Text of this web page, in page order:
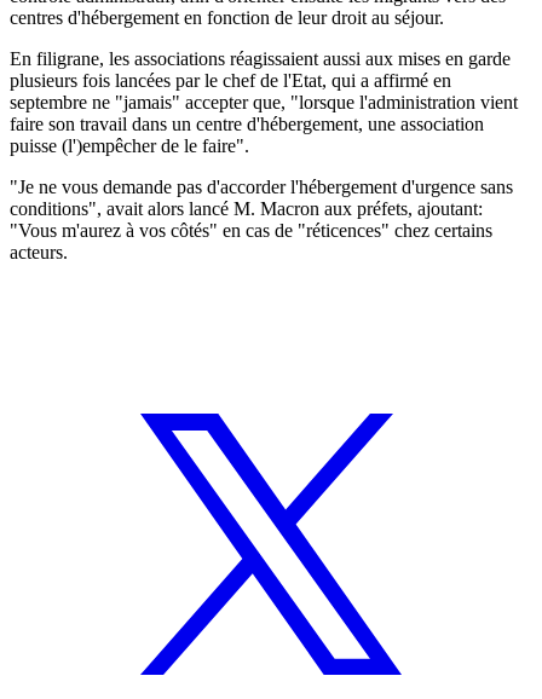
centres d'hébergement en fonction de leur droit au séjour.
En filigrane, les associations réagissaient aussi aux mises en garde
plusieurs fois lancées par le chef de l'Etat, qui a affirmé en
septembre ne "jamais" accepter que, "lorsque l'administration vient
faire son travail dans un centre d'hébergement, une association
puisse (l')empêcher de le faire".
"Je ne vous demande pas d'accorder l'hébergement d'urgence sans
conditions", avait alors lancé M. Macron aux préfets, ajoutant:
"Vous m'aurez à vos côtés" en cas de "réticences" chez certains
acteurs.